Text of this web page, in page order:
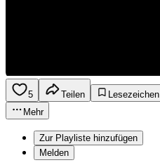
5 Teilen
Lesezeichen
Mehr
Zur Playliste hinzufügen
Melden